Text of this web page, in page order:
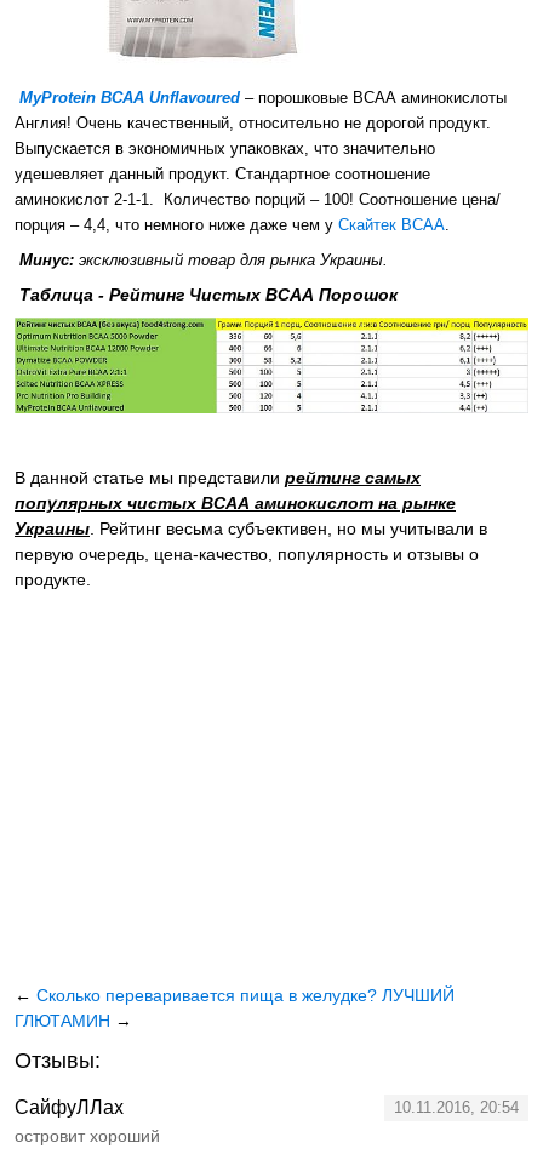
MyProtein BCAA Unflavoured – порошковые ВСАА аминокислоты
Англия! Очень качественный, относительно не дорогой продукт.
Выпускается в экономичных упаковках, что значительно
удешевляет данный продукт. Стандартное соотношение
аминокислот 2-1-1. Количество порций – 100! Соотношение цена/
порция – 4,4, что немного ниже даже чем у Скайтек ВСАА.
Минус: эксклюзивный товар для рынка Украины.
Таблица - Рейтинг Чистых ВСАА Порошок
В данной статье мы представили рейтинг самых
популярных чистых ВСАА аминокислот на рынке
Украины . Рейтинг весьма субъективен, но мы учитывали в
первую очередь, цена-качество, популярность и отзывы о
продукте.
← Сколько переваривается пища в желудке? ЛУЧШИЙ
ГЛЮТАМИН →
Отзывы:
СайфуЛЛах 10.11.2016, 20:54
островит хороший